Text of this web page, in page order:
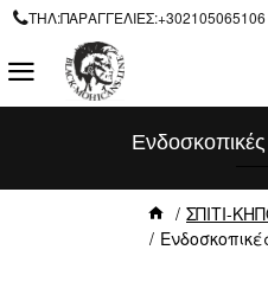
ΤΗΛ:ΠΑΡΑΓΓΕΛΙΕΣ:+302105065106
ΣΠΙΤΙ-